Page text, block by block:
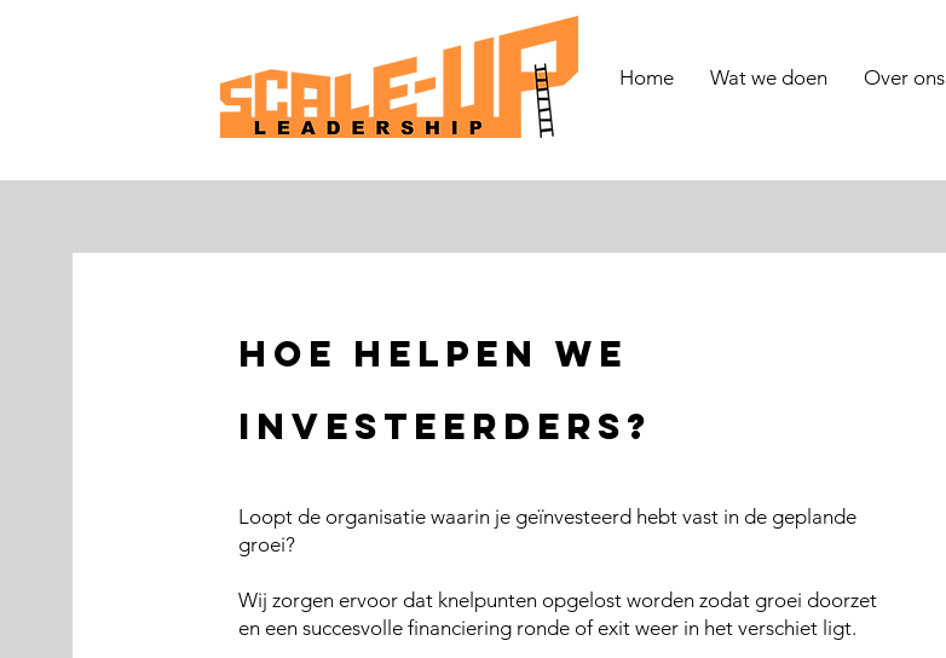
Home Wat we doen Over ons
hoe helpen we
investeerders?
Loopt de organisatie waarin je geïnvesteerd hebt vast in de geplande
groei?
Wij zorgen ervoor dat knelpunten opgelost worden zodat groei doorzet
en een succesvolle financiering ronde of exit weer in het verschiet ligt.